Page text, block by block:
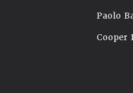
Paolo
Cooper